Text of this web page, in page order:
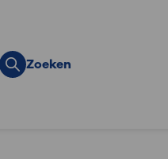
Zoeken